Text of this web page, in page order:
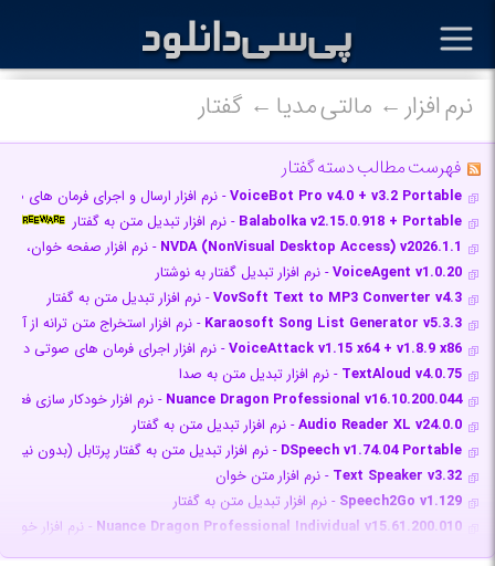
نرم افزار مالتی مدیا گفتار
فهرست مطالب دسته گفتار
VoiceBot Pro v4.0 + v3.2 Portable- نرم افزار ارسال و اجرای فرمان های
Balabolka v2.15.0.918 + Portable - نرم افزار تبدیل متن به گفتار
NVDA (NonVisual Desktop Access) v2026.1.1 - نرم افزار صفحه خوان،
VoiceAgent v1.0.20- نرم افزار تبدیل گفتار به نوشتار
VovSoft Text to MP3 Converter v4.3- نرم افزار تبدیل متن به گفتار
Karaosoft Song List Generator v5.3.3 - نرم افزار استخراج متن ترانه
VoiceAttack v1.15 x64 + v1.8.9 x86- نرم افزار اجرای فرمان های صوتی
TextAloud v4.0.75 - نرم افزار تبدیل متن به صدا
Nuance Dragon Professional v16.10.200.044 - نرم افزار خودکار سازی
Audio Reader XL v24.0.0- نرم افزار تبدیل متن به گفتار
DSpeech v1.74.04 Portable - نرم افزار تبدیل متن به گفتار پرتابل (بدون
Text Speaker v3.32 - نرم افزار متن خوان
Speech2Go v1.129 - نرم افزار تبدیل متن به گفتار
Nuance Dragon Professional Individual v15.61.200.010 - نرم افزار
NaturalReader v16.1.2 Professional- نرم افزار تبدیل متن به گفتار